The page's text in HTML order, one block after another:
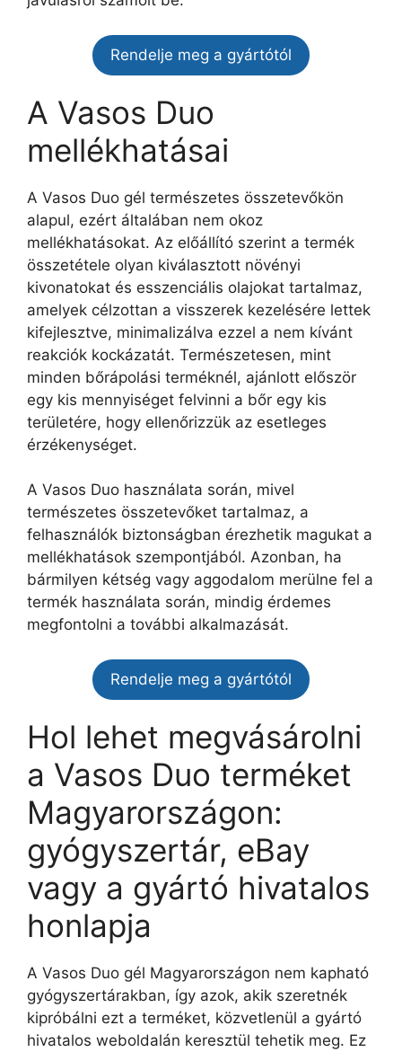
Rendelje meg a gyártótól
A Vasos Duo
mellékhatásai
A Vasos Duo gél természetes összetevőkön
alapul, ezért általában nem okoz
mellékhatásokat. Az előállító szerint a termék
összetétele olyan kiválasztott növényi
kivonatokat és esszenciális olajokat tartalmaz,
amelyek célzottan a visszerek kezelésére lettek
kifejlesztve, minimalizálva ezzel a nem kívánt
reakciók kockázatát. Természetesen, mint
minden bőrápolási terméknél, ajánlott először
egy kis mennyiséget felvinni a bőr egy kis
területére, hogy ellenőrizzük az esetleges
érzékenységet.
A Vasos Duo használata során, mivel
természetes összetevőket tartalmaz, a
felhasználók biztonságban érezhetik magukat a
mellékhatások szempontjából. Azonban, ha
bármilyen kétség vagy aggodalom merülne fel a
termék használata során, mindig érdemes
megfontolni a további alkalmazását.
Rendelje meg a gyártótól
Hol lehet megvásárolni
a Vasos Duo terméket
Magyarországon:
gyógyszertár, eBay
vagy a gyártó hivatalos
honlapja
A Vasos Duo gél Magyarországon nem kapható
gyógyszertárakban, így azok, akik szeretnék
kipróbálni ezt a terméket, közvetlenül a gyártó
hivatalos weboldalán keresztül tehetik meg. Ez